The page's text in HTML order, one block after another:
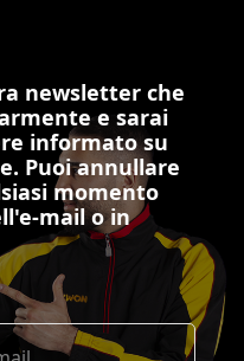
newsletter che
e sarai
informato su
Puoi annullare
momento
mail o in